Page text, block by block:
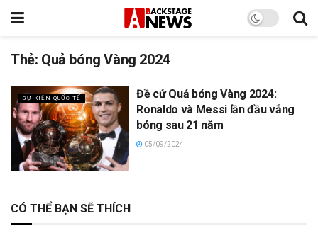
Thẻ: Quả bóng Vàng 2024
SỰ KIỆN QUỐC TẾ
Đề cử Quả bóng Vàng 2024:
Ronaldo và Messi lần đầu vắng
bóng sau 21 năm
05/09/2024
CÓ THỂ BẠN SẼ THÍCH